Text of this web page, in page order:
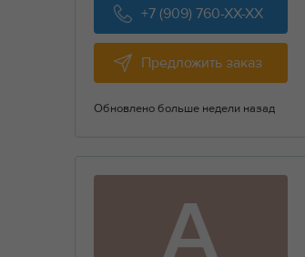
+7 (909) 760-XX-XX
Предложить заказ
Обновлено больше недели назад
А